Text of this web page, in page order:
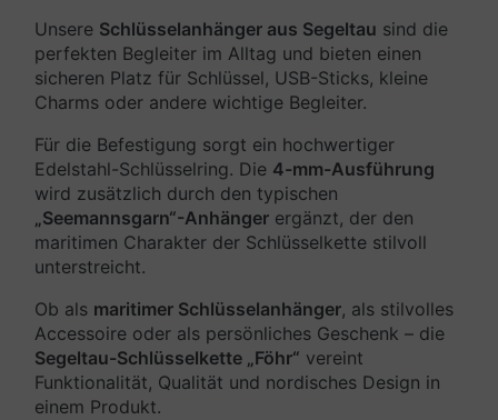
Unsere Schlüsselanhänger aus Segeltau sind die
perfekten Begleiter im Alltag und bieten einen
sicheren Platz für Schlüssel, USB-Sticks, kleine
Charms oder andere wichtige Begleiter.
Für die Befestigung sorgt ein hochwertiger
Edelstahl-Schlüsselring. Die 4-mm-Ausführung
wird zusätzlich durch den typischen
„Seemannsgarn“-Anhänger ergänzt, der den
maritimen Charakter der Schlüsselkette stilvoll
unterstreicht.
Ob als maritimer Schlüsselanhänger, als stilvolles
Accessoire oder als persönliches Geschenk – die
Segeltau-Schlüsselkette „Föhr“ vereint
Funktionalität, Qualität und nordisches Design in
einem Produkt.